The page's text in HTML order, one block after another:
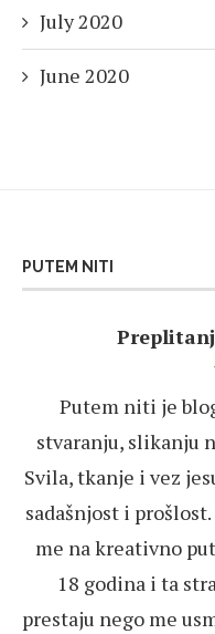
July 2020
June 2020
PUTEM NITI
Putem niti je
stvaranju, slikanju
Svila, tkanje i vez
sadašnjost i
me na kreativno
18 godina i ta
prestaju nego me